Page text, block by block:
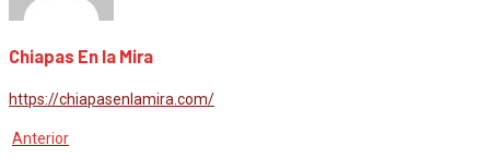
Chiapas En la Mira
https://chiapasenlamira.com/
Anterior